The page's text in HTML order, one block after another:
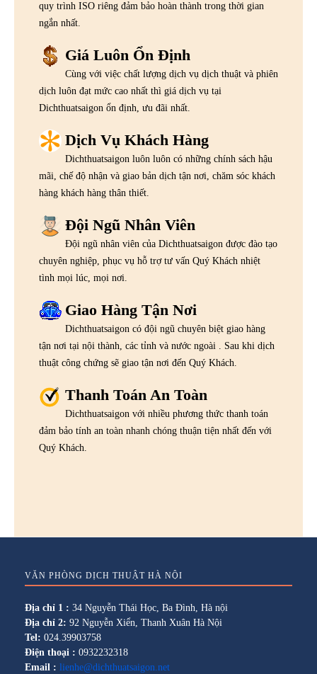
quy trình ISO riêng đảm bảo hoàn thành trong thời gian
ngắn nhất.
Giá Luôn Ổn Định
Cùng với việc chất lượng dịch vụ dịch thuật và phiên
dịch luôn đạt mức cao nhất thì giá dịch vụ tại
Dichthuatsaigon ổn định, ưu đãi nhất.
Dịch Vụ Khách Hàng
Dichthuatsaigon luôn luôn có những chính sách hậu
mãi, chế độ nhận và giao bản dịch tận nơi, chăm sóc khách
hàng khách hàng thân thiết.
Đội Ngũ Nhân Viên
Đội ngũ nhân viên của Dichthuatsaigon được đào tạo
chuyên nghiệp, phục vụ hỗ trợ tư vấn Quý Khách nhiệt
tình mọi lúc, mọi nơi.
Giao Hàng Tận Nơi
Dichthuatsaigon có đội ngũ chuyên biệt giao hàng
tận nơi tại nội thành, các tỉnh và nước ngoài . Sau khi dịch
thuật công chứng sẽ giao tận nơi đến Quý Khách.
Thanh Toán An Toàn
Dichthuatsaigon với nhiều phương thức thanh toán
đảm bảo tính an toàn nhanh chóng thuận tiện nhất đến với
Quý Khách.
VĂN PHÒNG DỊCH THUẬT HÀ NỘI
Địa chỉ 1 : 34 Nguyễn Thái Học, Ba Đình, Hà nội
Địa chỉ 2: 92 Nguyễn Xiển, Thanh Xuân Hà Nội
Tel: 024.39903758
Điện thoại : 0932232318
Email : lienhe@dichthuatsaigon.net